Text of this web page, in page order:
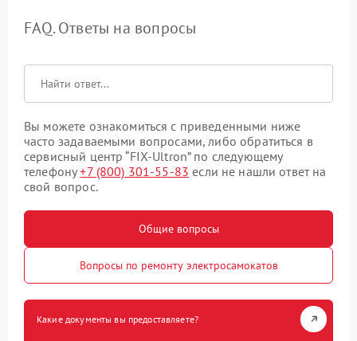
FAQ. Ответы на вопросы
Вы можете ознакомиться с приведенными ниже
часто задаваемыми вопросами, либо обратиться в
сервисный центр “FIX-Ultron” по следующему
телефону+7 (800) 301-55-83 если не нашли ответ на
свой вопрос.
Общие вопросы
Вопросы по ремонту электросамокатов
Какие документы вы предоставляете?